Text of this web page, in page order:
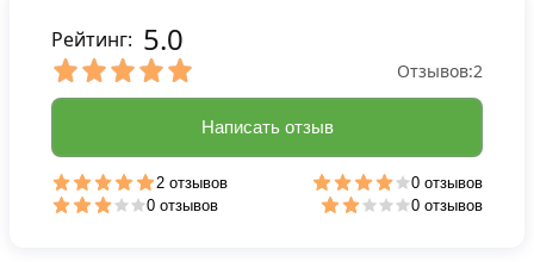
Рейтинг: 5.0
Отзывов:2
Написать отзыв
2 отзывов
0 отзывов
0 отзывов
0 отзывов